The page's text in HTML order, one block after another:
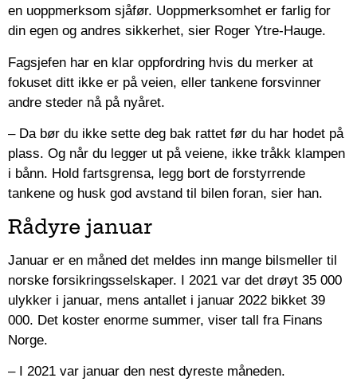
en uoppmerksom sjåfør. Uoppmerksomhet er farlig for
din egen og andres sikkerhet, sier Roger Ytre-Hauge.
Fagsjefen har en klar oppfordring hvis du merker at
fokuset ditt ikke er på veien, eller tankene forsvinner
andre steder nå på nyåret.
– Da bør du ikke sette deg bak rattet før du har hodet på
plass. Og når du legger ut på veiene, ikke tråkk klampen
i bånn. Hold fartsgrensa, legg bort de forstyrrende
tankene og husk god avstand til bilen foran, sier han.
Rådyre januar
Januar er en måned det meldes inn mange bilsmeller til
norske forsikringsselskaper. I 2021 var det drøyt 35 000
ulykker i januar, mens antallet i januar 2022 bikket 39
000. Det koster enorme summer, viser tall fra Finans
Norge.
– I 2021 var januar den nest dyreste måneden.